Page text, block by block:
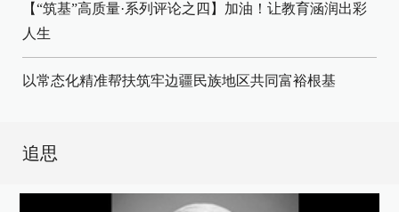
【“筑基”高质量·系列评论之四】加油！让教育涵润出彩
人生
以常态化精准帮扶筑牢边疆民族地区共同富裕根基
追思